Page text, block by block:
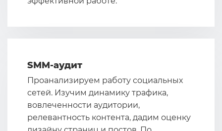
SMM-аудит
Проанализируем работу социальных
сетей. Изучим динамику трафика,
вовлеченности аудитории,
релевантность контента, дадим оценку